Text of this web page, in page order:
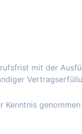
mit der
Kenntnis genommen